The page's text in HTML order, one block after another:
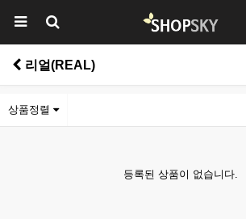
리얼(REAL)
상품정렬
등록된 상품이 없습니다.